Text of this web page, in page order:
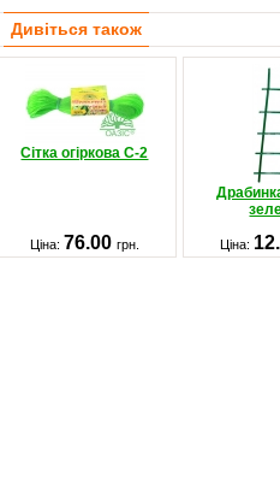
Дивіться також
Сітка огіркова C-2
Ціна: 76.00 грн. Ціна: